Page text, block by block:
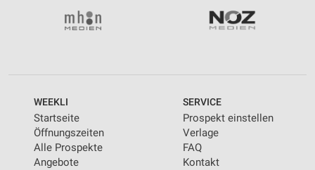
WEEKLI
Startseite
Öffnungszeiten
Alle Prospekte
Angebote
SERVICE
Prospekt einstellen
Verlage
FAQ
Kontakt